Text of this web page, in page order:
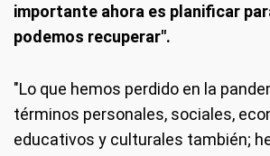
importante ahora es planificar
podemos recuperar".
"Lo que hemos perdido en la
términos personales, sociales,
educativos y culturales también;